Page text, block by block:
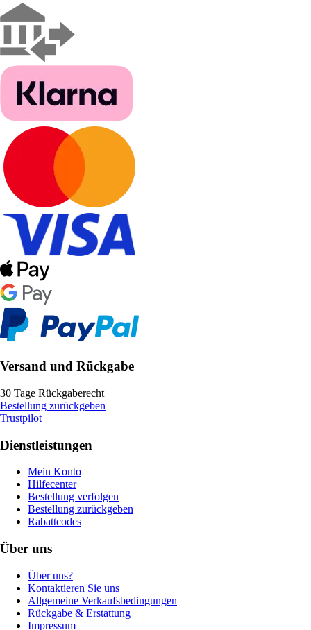
Versand und Rückgabe
30 Tage Rückgaberecht
Bestellung zurückgeben
Trustpilot
Dienstleistungen
Mein Konto
Hilfecenter
Bestellung verfolgen
Bestellung zurückgeben
Rabattcodes
Über uns
Über uns?
Kontaktieren Sie uns
Allgemeine Verkaufsbedingungen
Rückgabe & Erstattung
Impressum